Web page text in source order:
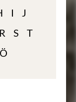
I
J
R S
T
Ö